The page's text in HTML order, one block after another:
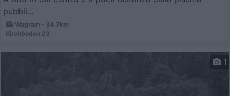
pubbli...
Wagrain - 34.7km
Kirchboden 23
1